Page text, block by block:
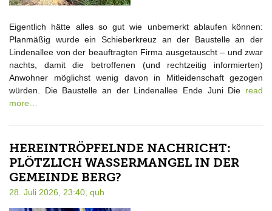
Eigentlich hätte alles so gut wie unbemerkt ablaufen können:
Planmäßig wurde ein Schieberkreuz an der Baustelle an der
Lindenallee von der beauftragten Firma ausgetauscht – und zwar
nachts, damit die betroffenen (und rechtzeitig informierten)
Anwohner möglichst wenig davon in Mitleidenschaft gezogen
würden. Die Baustelle an der Lindenallee Ende Juni Die read
more…
HEREINTRÖPFELNDE NACHRICHT:
PLÖTZLICH WASSERMANGEL IN DER
GEMEINDE BERG?
28. Juli 2026, 23:40, quh